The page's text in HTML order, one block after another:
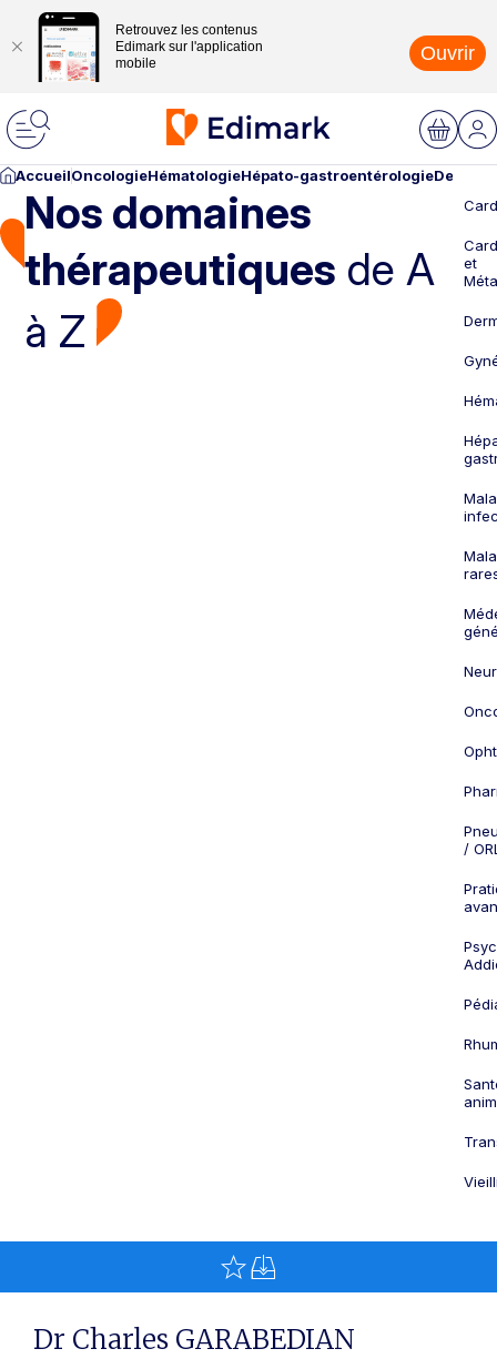
Retrouvez les contenus
Edimark sur l'application
mobile
Ouvrir
AccueilOncologieHématologieHépato-gastroentérologie
Nos domaines
thérapeutiques de A
à Z
et
/
Dr Charles GARABEDIAN